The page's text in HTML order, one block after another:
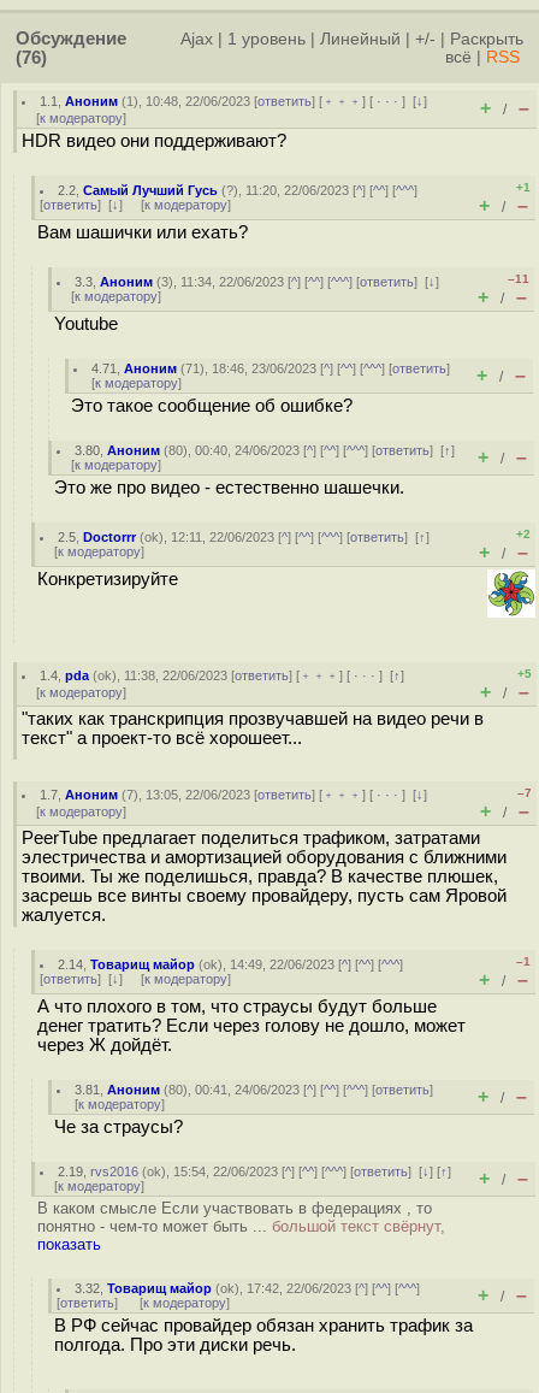
Обсуждение
(76)
Ajax 1 уровень Линейный +/-
Раскрыть
всё
RSS
1.1 ,Аноним (1), 10:48, 22/06/2023 [ответить] [ ﹢﹢﹢] [ · · ·][↓]
[к модератору] + / –
HDR видео они поддерживают?
2.2 ,Самый Лучший Гусь (?), 11:20, 22/06/2023 [^] [^^] [^^^]
[ответить] [↓] [к модератору]
+1
+ / –
Вам шашички или ехать?
3.3 ,Аноним (3), 11:34, 22/06/2023 [^] [^^] [^^^] [ответить][↓]
[к модератору]
–11
+ / –
Youtube
4.71 ,Аноним (71), 18:46, 23/06/2023 [^] [^^] [^^^] [ответить]
[к модератору] + / –
Это такое сообщение об ошибке?
3.80 ,Аноним (80), 00:40, 24/06/2023 [^] [^^] [^^^] [ответить][↑]
[к модератору] + / –
Это же про видео - естественно шашечки.
2.5 ,Doctorrr(ok), 12:11, 22/06/2023 [^] [^^] [^^^] [ответить][↑]
[к модератору]
+2
+ / –
Конкретизируйте
1.4 ,pda (ok), 11:38, 22/06/2023 [ответить] [ ﹢﹢﹢] [ · · ·][↑]
[к модератору]
+5
+ / –
"таких как транскрипция прозвучавшей на видео речи в
текст" а проект-то всё хорошеет...
1.7 ,Аноним (7), 13:05, 22/06/2023 [ответить] [ ﹢﹢﹢] [ · · ·][↓]
[к модератору]
–7
+ / –
PeerTube предлагает поделиться трафиком, затратами
элестричества и амортизацией оборудования с ближними
твоими. Ты же поделишься, правда? В качестве плюшек,
засpeшь все винты своему провайдеру, пусть сам Яровой
жалуется.
2.14 ,Товарищ майор (ok), 14:49, 22/06/2023 [^] [^^] [^^^]
[ответить] [↓] [к модератору]
–1
+ / –
А что плохого в том, что страусы будут больше
денег тратить? Если через голову не дошло, может
через Ж дойдёт.
3.81 ,Аноним (80), 00:41, 24/06/2023 [^] [^^] [^^^] [ответить]
[к модератору] + / –
Че за страусы?
2.19 ,rvs2016 (ok), 15:54, 22/06/2023 [^] [^^] [^^^] [ответить][↓] [↑]
[к модератору] + / –
В каком смысле Если участвовать в федерациях , то
понятно - чем-то может быть ... большой текст свёрнут,
показать
3.32 ,Товарищ майор (ok), 17:42, 22/06/2023 [^] [^^] [^^^]
[ответить] [к модератору] + / –
В РФ сейчас провайдер обязан хранить трафик за
полгода. Про эти диски речь.